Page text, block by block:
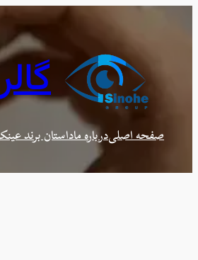
صفحه اصلیدرباره ماداستان برند